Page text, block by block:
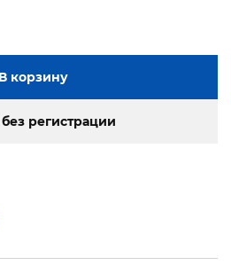
В корзину
регистрации